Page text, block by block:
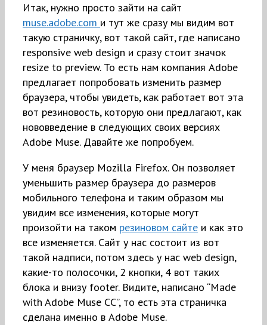
Итак, нужно просто зайти на сайт
muse.adobe.com и тут же сразу мы видим вот
такую страничку, вот такой сайт, где написано
responsive web design и сразу стоит значок
resize to preview. То есть нам компания Adobe
предлагает попробовать изменить размер
браузера, чтобы увидеть, как работает вот эта
вот резиновость, которую они предлагают, как
нововведение в следующих своих версиях
Adobe Muse. Давайте же попробуем.
У меня браузер Mozilla Firefox. Он позволяет
уменьшить размер браузера до размеров
мобильного телефона и таким образом мы
увидим все изменения, которые могут
произойти на таком резиновом сайте и как это
все изменяется. Сайт у нас состоит из вот
такой надписи, потом здесь у нас web design,
какие-то полосочки, 2 кнопки, 4 вот таких
блока и внизу footer. Видите, написано “Made
with Adobe Muse CC”, то есть эта страничка
сделана именно в Adobe Muse.